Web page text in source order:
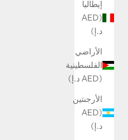
إيطاليا
(AED
د.إ)
الأراضي
الفلسطينية
(AED د.إ)
الأرجنتين
(AED
د.إ)